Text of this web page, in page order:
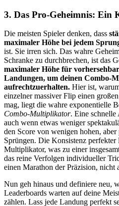
3. Das Pro-Geheimnis: Ein
Die meisten Spieler denken, dass
maximaler Höhe bei jedem
ist. Sie irren sich. Das wahre
Schranke zu durchbrechen, ist das
maximaler Höhe für
Landungen, um deinen Combo-
aufrechtzuerhalten. Hier ist,
einzelner massiver Flip einen
mag, liegt die wahre exponentielle
Combo-Multiplikator. Eine schnelle
auch wenn etwas weniger
den Score von wenigen hohen,
Sprüngen. Die Konsistenz perfekter
Multiplikator, was zu einer
das reine Verfolgen individueller
einen Marathon der Präzision, nicht
Nun geh hinaus und definiere neu,
Leaderboards warten auf deine
zählen. Lass jede Landung perfekt